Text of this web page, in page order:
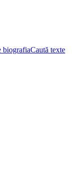
biografiaCaută texte